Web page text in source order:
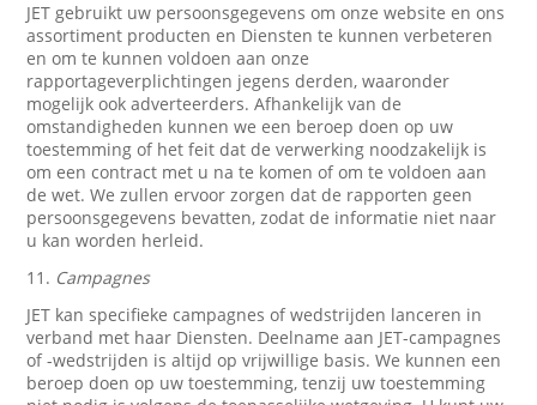
JET gebruikt uw persoonsgegevens om onze website en ons
assortiment producten en Diensten te kunnen verbeteren
en om te kunnen voldoen aan onze
rapportageverplichtingen jegens derden, waaronder
mogelijk ook adverteerders. Afhankelijk van de
omstandigheden kunnen we een beroep doen op uw
toestemming of het feit dat de verwerking noodzakelijk is
om een contract met u na te komen of om te voldoen aan
de wet. We zullen ervoor zorgen dat de rapporten geen
persoonsgegevens bevatten, zodat de informatie niet naar
u kan worden herleid.
11. Campagnes
JET kan specifieke campagnes of wedstrijden lanceren in
verband met haar Diensten. Deelname aan JET-campagnes
of -wedstrijden is altijd op vrijwillige basis. We kunnen een
beroep doen op uw toestemming, tenzij uw toestemming